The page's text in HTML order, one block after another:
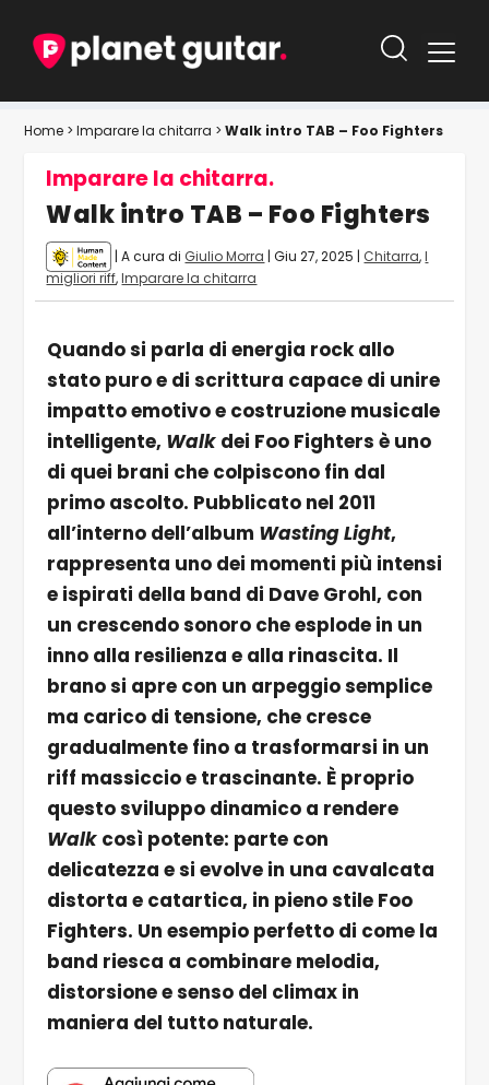
Home >Imparare la chitarra >Walk intro TAB – Foo Fighters
Imparare la chitarra.
Walk intro TAB – Foo Fighters
| A cura di Giulio Morra |Giu 27, 2025 | Chitarra,I
migliori riff,Imparare la chitarra
Quando si parla di energia rock allo
stato puro e di scrittura capace di unire
impatto emotivo e costruzione musicale
intelligente, Walkdei Foo Fighters è uno
di quei brani che colpiscono fin dal
primo ascolto. Pubblicato nel 2011
all’interno dell’album Wasting Light,
rappresenta uno dei momenti più intensi
e ispirati della band di Dave Grohl, con
un crescendo sonoro che esplode in un
inno alla resilienza e alla rinascita. Il
brano si apre con un arpeggio semplice
ma carico di tensione, che cresce
gradualmente fino a trasformarsi in un
riff massiccio e trascinante. È proprio
questo sviluppo dinamico a rendere
Walkcosì potente: parte con
delicatezza e si evolve in una cavalcata
distorta e catartica, in pieno stile Foo
Fighters. Un esempio perfetto di come la
band riesca a combinare melodia,
distorsione e senso del climax in
maniera del tutto naturale.